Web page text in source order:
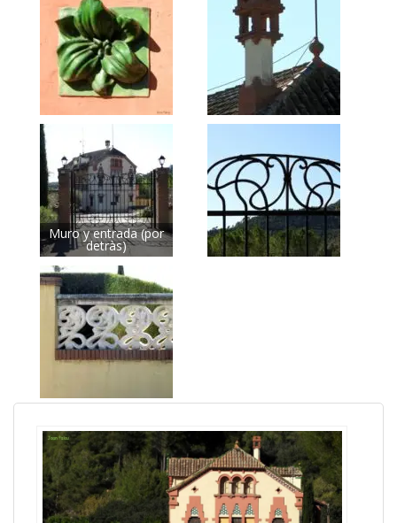
Muro y entrada (por
detràs)